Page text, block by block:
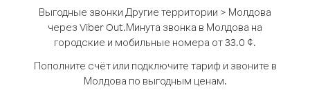
Выгодные звонки Другие территории > Молдова
через Viber Out.Минута звонка в Молдова на
городские и мобильные номера от 33.0 ¢.
Пополните счёт или подключите тариф и звоните в
Молдова по выгодным ценам.